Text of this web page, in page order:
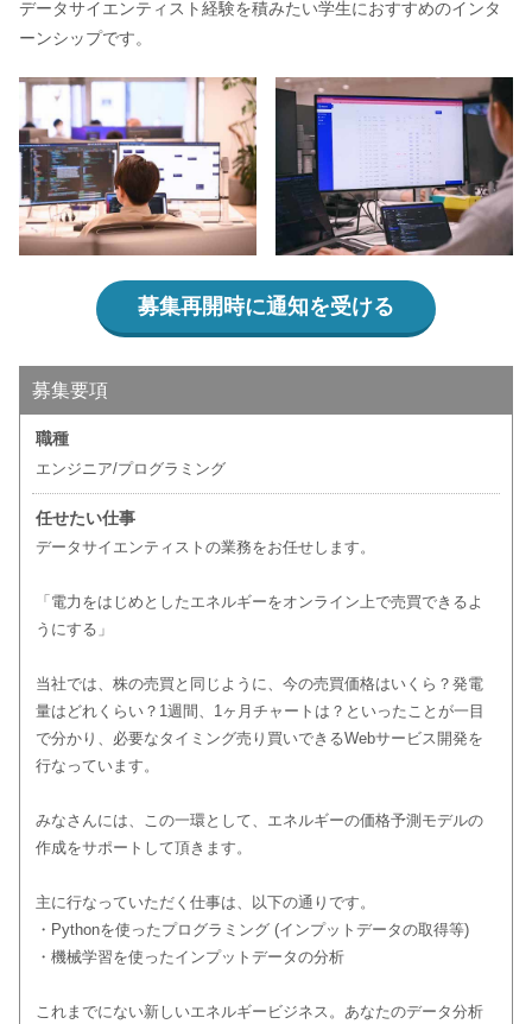
データサイエンティスト経験を積みたい学生におすすめのインタ
ーンシップです。
募集再開時に通知を受ける
募集要項
職種
エンジニア/プログラミング
任せたい仕事
データサイエンティストの業務をお任せします。
「電力をはじめとしたエネルギーをオンライン上で売買できるよ
うにする」
当社では、株の売買と同じように、今の売買価格はいくら？発電
量はどれくらい？1週間、1ヶ月チャートは？といったことが一目
で分かり、必要なタイミング売り買いできるWebサービス開発を
行なっています。
みなさんには、この一環として、エネルギーの価格予測モデルの
作成をサポートして頂きます。
主に行なっていただく仕事は、以下の通りです。
・Pythonを使ったプログラミング (インプットデータの取得等)
・機械学習を使ったインプットデータの分析
これまでにない新しいエネルギービジネス。あなたのデータ分析